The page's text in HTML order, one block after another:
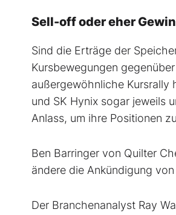
Sell-off oder eher
Sind die Erträge der
Kursbewegungen
außergewöhnliche Kursrally
und SK Hynix sogar jeweils
Anlass, um ihre Positionen
Ben Barringer von Quilter
ändere die Ankündigung
Der Branchenanalyst Ray